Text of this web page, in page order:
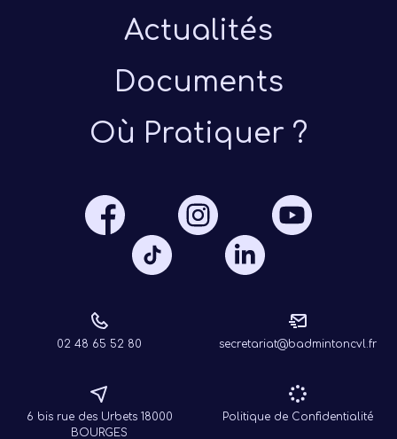
Actualités
Documents
Où Pratiquer ?
02 48 65 52 80 secretariat@badmintoncvl.fr
6 bis rue des Urbets 18000
BOURGES
Politique de Confidentialité